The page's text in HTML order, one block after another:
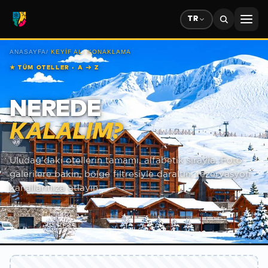
TR
ANASAYFA/ KEYIF AL/ KONAKLAMA
★ TÜM OTELLER · A → Z
NEREDE
KALALIM?
Uludağ'daki otellerin tamamı, alfabetik sırayla. Foto
galerilere bakın, bölge filtresiyle daraltın, rezervasyon
kanallarınıza atlayın.